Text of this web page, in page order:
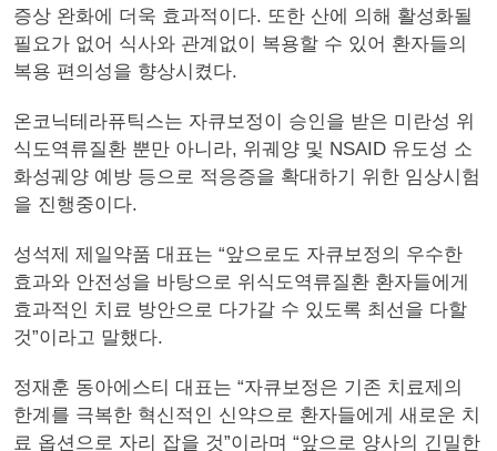
증상 완화에 더욱 효과적이다. 또한 산에 의해 활성화될
필요가 없어 식사와 관계없이 복용할 수 있어 환자들의
복용 편의성을 향상시켰다.
온코닉테라퓨틱스는 자큐보정이 승인을 받은 미란성 위
식도역류질환 뿐만 아니라, 위궤양 및 NSAID 유도성 소
화성궤양 예방 등으로 적응증을 확대하기 위한 임상시험
을 진행중이다.
성석제 제일약품 대표는 “앞으로도 자큐보정의 우수한
효과와 안전성을 바탕으로 위식도역류질환 환자들에게
효과적인 치료 방안으로 다가갈 수 있도록 최선을 다할
것”이라고 말했다.
정재훈 동아에스티 대표는 “자큐보정은 기존 치료제의
한계를 극복한 혁신적인 신약으로 환자들에게 새로운 치
료 옵션으로 자리 잡을 것”이라며 “앞으로 양사의 긴밀한